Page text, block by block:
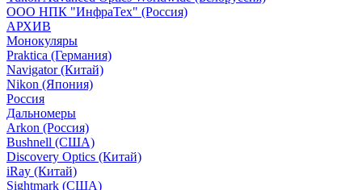
ООО НПК "ИнфраТех" (Россия)
АРХИВ
Монокуляры
Praktica (Германия)
Navigator (Китай)
Nikon (Япония)
Россия
Дальномеры
Arkon (Россия)
Bushnell (США)
Discovery Optics (Китай)
iRay (Китай)
Sightmark (США)